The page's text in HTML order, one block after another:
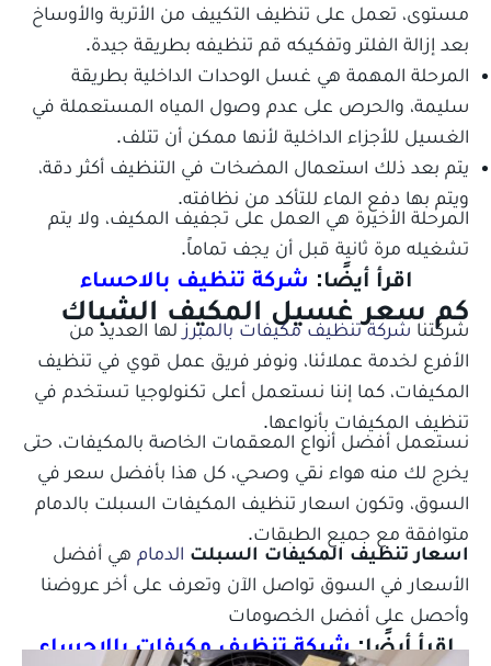
مستوى، تعمل على تنظيف التكييف من الأتربة والأوساخ
بعد إزالة الفلتر وتفكيكه قم تنظيفه بطريقة جيدة.
المرحلة المهمة هي غسل الوحدات الداخلية بطريقة
سليمة، والحرص على عدم وصول المياه المستعملة في
الغسيل للأجزاء الداخلية لأنها ممكن أن تتلف.
يتم بعد ذلك استعمال المضخات في التنظيف أكثر دقة،
ويتم بها دفع الماء للتأكد من نظافته.
المرحلة الأخيرة هي العمل على تجفيف المكيف، ولا يتم
تشغيله مرة ثانية قبل أن يجف تماماً.
اقرأ أيضًا: شركة تنظيف بالاحساء
كم سعر غسيل المكيف الشباك
شركتنا شركة تنظيف مكيفات بالمبرز لها العديد من
الأفرع لخدمة عملائنا، ونوفر فريق عمل قوي في تنظيف
المكيفات، كما إننا نستعمل أعلى تكنولوجيا تستخدم في
تنظيف المكيفات بأنواعها.
نستعمل أفضل أنواع المعقمات الخاصة بالمكيفات، حتى
يخرج لك منه هواء نقي وصحي، كل هذا بأفضل سعر في
السوق، وتكون اسعار تنظيف المكيفات السبلت بالدمام
متوافقة مع جميع الطبقات.
اسعار تنظيف المكيفات السبلت الدمام هي أفضل
الأسعار في السوق تواصل الآن وتعرف على أخر عروضنا
وأحصل على أفضل الخصومات
اقرأ أيضًا:شركة تنظيف مكيفات بالاحساء